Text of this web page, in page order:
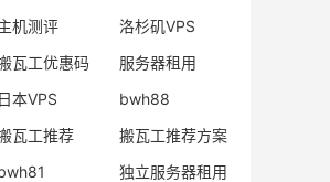
机测评
洛杉矶VPS
瓦工优惠码
服务器租用
日本VPS
bwh88
瓦工推荐
搬瓦工推荐方案
独立服务器租用